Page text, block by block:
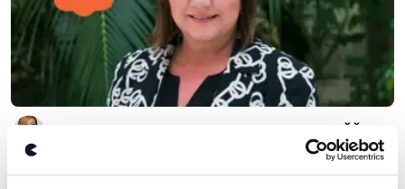
Ministryně Schillerová k vlastnické